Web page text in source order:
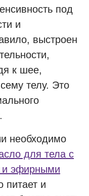
под
и
выстроен
к шее,
телу. Это
необходимо
для тела с
и эфирными
питает и